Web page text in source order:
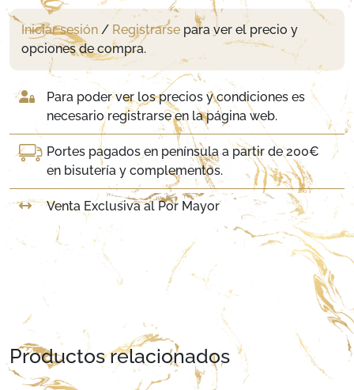
Iniciar sesión / Registrarse para ver el precio y
opciones de compra.
Para poder ver los precios y condiciones es
necesario registrarse en la página web.
Portes pagados en península a partir de 200€
en bisutería y complementos.
Venta Exclusiva al Por Mayor
Productos relacionados